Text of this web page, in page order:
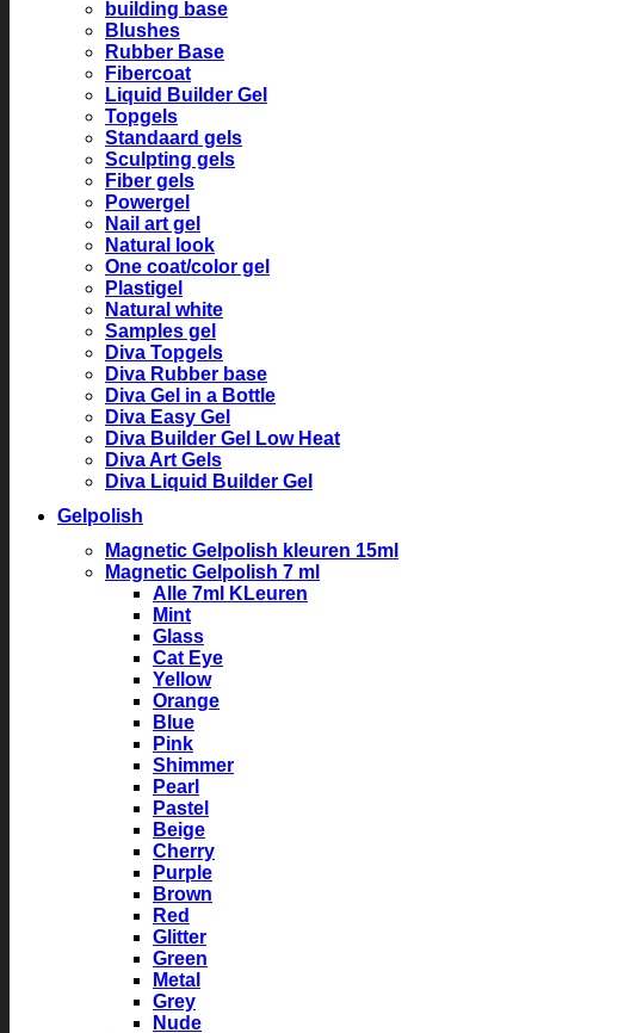
building base
Blushes
Rubber Base
Fibercoat
Liquid Builder Gel
Topgels
Standaard gels
Sculpting gels
Fiber gels
Powergel
Nail art gel
Natural look
One coat/color gel
Plastigel
Natural white
Samples gel
Diva Topgels
Diva Rubber base
Diva Gel in a Bottle
Diva Easy Gel
Diva Builder Gel Low Heat
Diva Art Gels
Diva Liquid Builder Gel
Gelpolish
Magnetic Gelpolish kleuren 15ml
Magnetic Gelpolish 7 ml
Alle 7ml KLeuren
Mint
Glass
Cat Eye
Yellow
Orange
Blue
Pink
Shimmer
Pearl
Pastel
Beige
Cherry
Purple
Brown
Red
Glitter
Green
Metal
Grey
Nude